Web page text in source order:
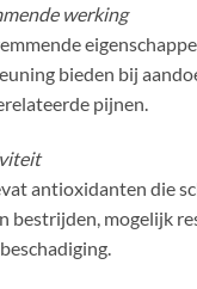
werking
bieden bij
pijnen.
antioxidanten die
bestrijden, mogelijk